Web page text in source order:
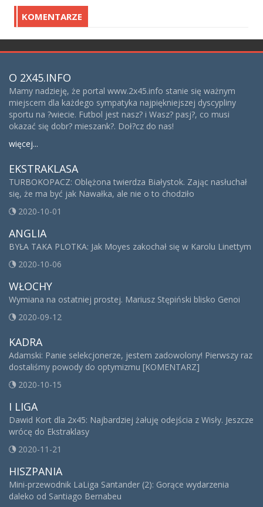
KOMENTARZE
O 2X45.INFO
Mamy nadzieję, że portal www.2x45.info stanie się ważnym
miejscem dla każdego sympatyka najpiękniejszej dyscypliny
sportu na ?wiecie. Futbol jest nasz? i Wasz? pasj?, co musi
okazać się dobr? mieszank?. Doł?cz do nas!
więcej...
EKSTRAKLASA
TURBOKOPACZ: Oblężona twierdza Białystok. Zając nasłuchał
się, że ma być jak Nawałka, ale nie o to chodziło
2020-10-01
ANGLIA
BYŁA TAKA PLOTKA: Jak Moyes zakochał się w Karolu Linettym
2020-10-06
WŁOCHY
Wymiana na ostatniej prostej. Mariusz Stępiński blisko Genoi
2020-09-12
KADRA
Adamski: Panie selekcjonerze, jestem zadowolony! Pierwszy raz
dostaliśmy powody do optymizmu [KOMENTARZ]
2020-10-15
I LIGA
Dawid Kort dla 2x45: Najbardziej żałuję odejścia z Wisły. Jeszcze
wrócę do Ekstraklasy
2020-11-21
HISZPANIA
Mini-przewodnik LaLiga Santander (2): Gorące wydarzenia
daleko od Santiago Bernabeu